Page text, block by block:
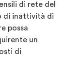
di rete del
di inattività di
possa
un
di